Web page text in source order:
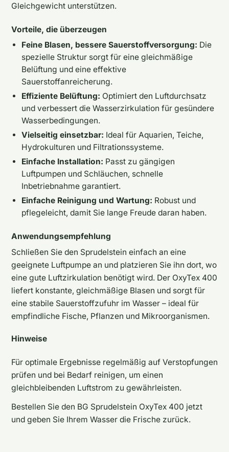
Gleichgewicht unterstützen.
Vorteile, die überzeugen
Feine Blasen, bessere Sauerstoffversorgung: Die
spezielle Struktur sorgt für eine gleichmäßige
Belüftung und eine effektive
Sauerstoffanreicherung.
Effiziente Belüftung: Optimiert den Luftdurchsatz
und verbessert die Wasserzirkulation für gesündere
Wasserbedingungen.
Vielseitig einsetzbar: Ideal für Aquarien, Teiche,
Hydrokulturen und Filtrationssysteme.
Einfache Installation: Passt zu gängigen
Luftpumpen und Schläuchen, schnelle
Inbetriebnahme garantiert.
Einfache Reinigung und Wartung: Robust und
pflegeleicht, damit Sie lange Freude daran haben.
Anwendungsempfehlung
Schließen Sie den Sprudelstein einfach an eine
geeignete Luftpumpe an und platzieren Sie ihn dort, wo
eine gute Luftzirkulation benötigt wird. Der OxyTex 400
liefert konstante, gleichmäßige Blasen und sorgt für
eine stabile Sauerstoffzufuhr im Wasser – ideal für
empfindliche Fische, Pflanzen und Mikroorganismen.
Hinweise
Für optimale Ergebnisse regelmäßig auf Verstopfungen
prüfen und bei Bedarf reinigen, um einen
gleichbleibenden Luftstrom zu gewährleisten.
Bestellen Sie den BG Sprudelstein OxyTex 400 jetzt
und geben Sie Ihrem Wasser die Frische zurück.